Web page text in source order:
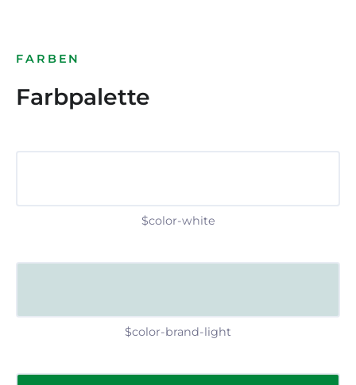
FARBEN
Farbpalette
$color-white
$color-brand-light